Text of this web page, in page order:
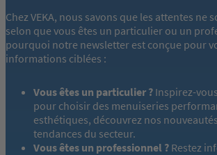
Chez VEKA, nous savons que les attentes ne
selon que vous êtes un particulier ou un
pourquoi notre newsletter est conçue pour
informations ciblées :
Vous êtes un particulier ? Inspirez-
pour choisir des menuiseries
esthétiques, découvrez nos
tendances du secteur.
Vous êtes un professionnel ? Restez